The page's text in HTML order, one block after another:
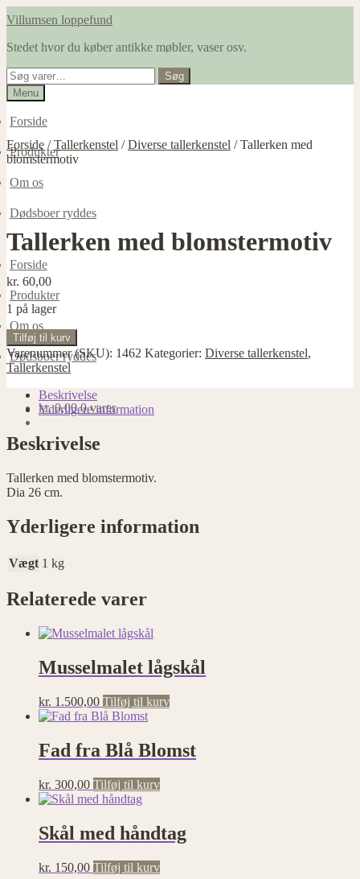
Spring
navigation
Spring
indhold
Villumsen loppefund
Stedet hvor du køber antikke møbler, vaser osv.
Søg
efter:
Søg
Menu
Forside
Produkter
Om os
Dødsboer ryddes
Forside
Produkter
Om os
Dødsboer ryddes
kr.0,00 0 varer
Forside /Tallerkenstel /Diverse tallerkenstel /Tallerken med
blomstermotiv
Tallerken med blomstermotiv
kr. 60,00
1 på lager
Tallerken
med
blomstermotiv
Tilføj til kurv
Varenummer (SKU): 1462 Kategorier: Diverse tallerkenstel,
Tallerkenstel
Beskrivelse
Yderligere information
Beskrivelse
Tallerken med blomstermotiv.
Dia 26 cm.
Yderligere information
Vægt 1 kg
Relaterede varer
Musselmalet lågskål
kr. 1.500,00 Tilføj til kurv
Fad fra Blå Blomst
kr. 300,00 Tilføj til kurv
Skål med håndtag
kr. 150,00 Tilføj til kurv